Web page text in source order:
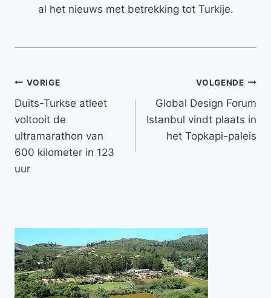
al het nieuws met betrekking tot Turkije.
Bericht
navigatie
VORIGE
Duits-Turkse atleet
voltooit de
ultramarathon van
600 kilometer in 123
uur
VOLGENDE
Global Design Forum
Istanbul vindt plaats in
het Topkapi-paleis